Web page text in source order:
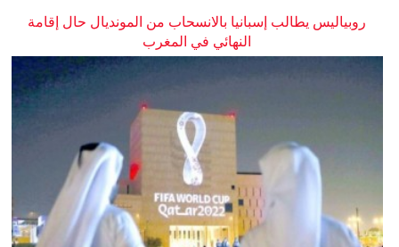
روبياليس يطالب إسبانيا بالانسحاب من المونديال حال إقامة
النهائي في المغرب